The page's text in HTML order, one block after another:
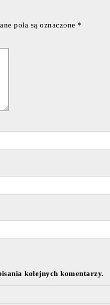
pola są oznaczone *
kolejnych komentarzy.